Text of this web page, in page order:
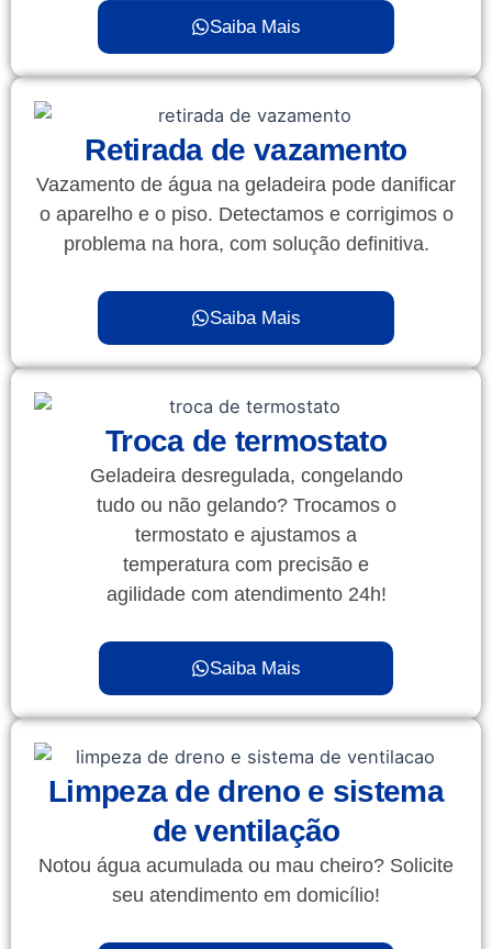
Saiba Mais
Retirada de vazamento
Vazamento de água na geladeira pode danificar
o aparelho e o piso. Detectamos e corrigimos o
problema na hora, com solução definitiva.
Saiba Mais
Troca de termostato
Geladeira desregulada, congelando
tudo ou não gelando? Trocamos o
termostato e ajustamos a
temperatura com precisão e
agilidade com atendimento 24h!
Saiba Mais
Limpeza de dreno e sistema
de ventilação
Notou água acumulada ou mau cheiro? Solicite
seu atendimento em domicílio!